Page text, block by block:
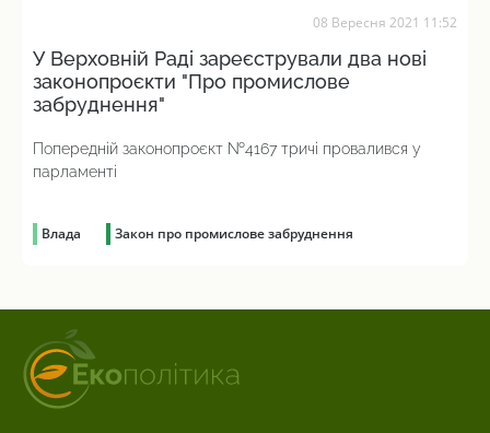
08 Вересня 2021 11:52
У Верховній Раді зареєстрували два нові
законопроєкти "Про промислове
забруднення"
Попередній законопроєкт №4167 тричі провалився у
парламенті
Влада Закон про промислове забруднення